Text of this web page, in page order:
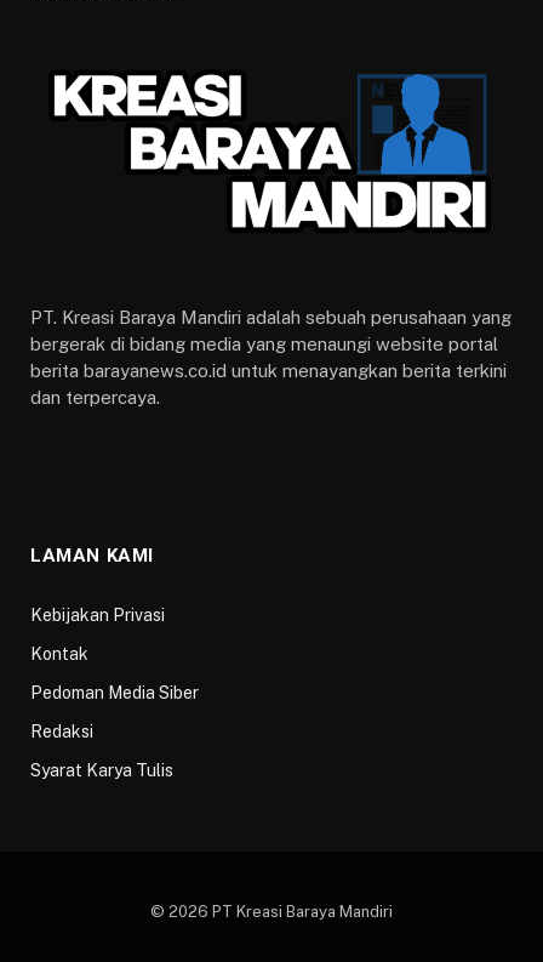
PT. Kreasi Baraya Mandiri adalah sebuah perusahaan yang
bergerak di bidang media yang menaungi website portal
berita barayanews.co.id untuk menayangkan berita terkini
dan terpercaya.
LAMAN KAMI
Kebijakan Privasi
Kontak
Pedoman Media Siber
Redaksi
Syarat Karya Tulis
© 2026 PT Kreasi Baraya Mandiri